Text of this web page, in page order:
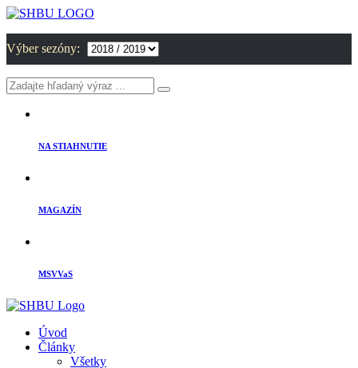
Výber sezóny:
NA STIAHNUTIE
MAGAZÍN
MSVVaS
Úvod
Články
Všetky